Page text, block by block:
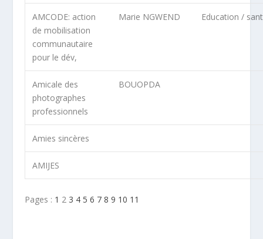
AMCODE: action
de mobilisation
communautaire
pour le dév,
Marie NGWEND Education /
Amicale des
photographes
professionnels
BOUOPDA
Amies sincères
AMIJES
Pages : 1 2 3 4 5 6 7 8 9 10 11